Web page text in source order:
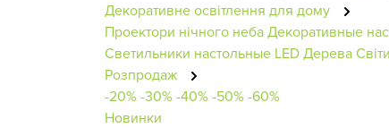
Декоративне освітлення для дому
Проектори нічного небаДекоративные
Светильники настольные LED Дерева
Розпродаж
-20%-30%-40%-50%-60%
Новинки